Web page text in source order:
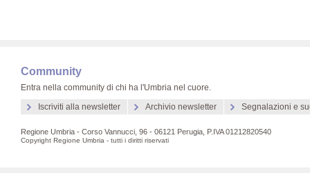
Community
Entra nella community di chi ha l'Umbria nel cuore.
Iscriviti alla newsletter
Archivio newsletter Segnalazioni e
Regione Umbria - Corso Vannucci, 96 - 06121 Perugia, P.IVA 01212820540
Copyright Regione Umbria - tutti i diritti riservati